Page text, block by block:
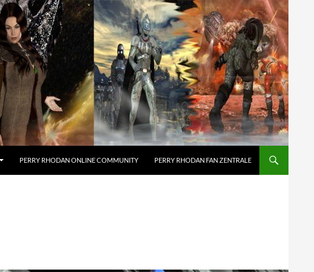
PERRY RHODAN ONLINE COMMUNITY PERRY RHODAN FAN ZENTRALE